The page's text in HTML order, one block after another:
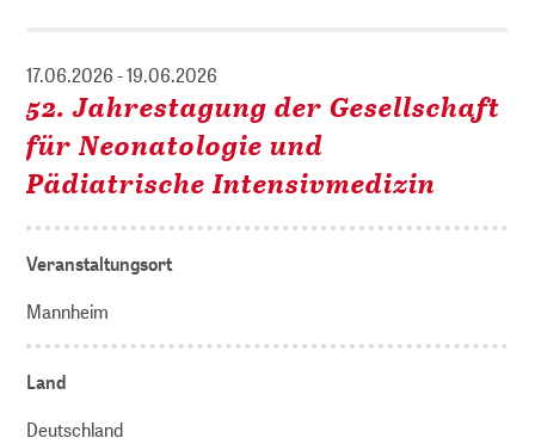
17.06.2026 - 19.06.2026
52. Jahrestagung der Gesellschaft
für Neonatologie und
Pädiatrische Intensivmedizin
Veranstaltungsort
Mannheim
Land
Deutschland